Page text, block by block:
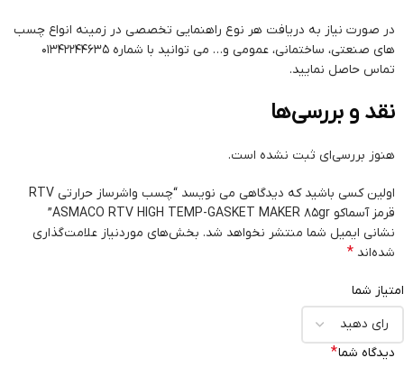
در صورت نیاز به دریافت هر نوع راهنمایی تخصصی در زمینه انواع چسب
های صنعتی، ساختمانی، عمومی و… می توانید با شماره 01342244635
تماس حاصل نمایید.
نقد و بررسی‌ها
هنوز بررسی‌ای ثبت نشده است.
اولین کسی باشید که دیدگاهی می نویسد “چسب واشرساز حرارتی RTV
قرمز آسماکو ASMACO RTV HIGH TEMP-GASKET MAKER 85gr”
نشانی ایمیل شما منتشر نخواهد شد. بخش‌های موردنیاز علامت‌گذاری
شده‌اند *
امتیاز شما
دیدگاه شما*